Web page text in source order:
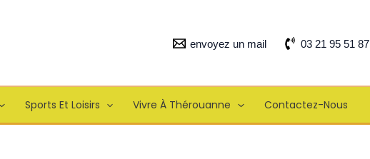
envoyez un mail 03 21 95 51 87
Sports Et Loisirs Vivre À Thérouanne Contactez-Nous